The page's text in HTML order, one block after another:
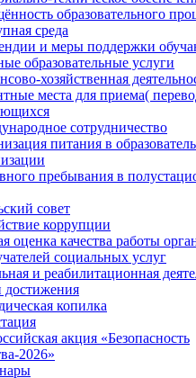
образовательного
среда
и меры поддержки
образовательные услуги
хозяйственная
места для приема(
сотрудничество
питания в
пребывания в
совет
коррупции
оценка качества работы
социальных услуг
и реабилитационная
копилка
акция «Безопасность
2026»